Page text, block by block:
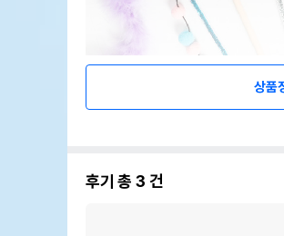
상품
후기 총 3 건